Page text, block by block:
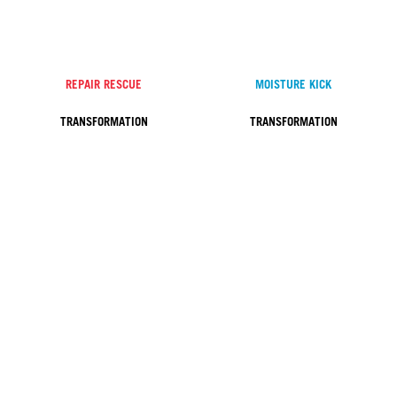
REPAIR RESCUE
TRANSFORMATION
MOISTURE KICK
TRANSFORMATION